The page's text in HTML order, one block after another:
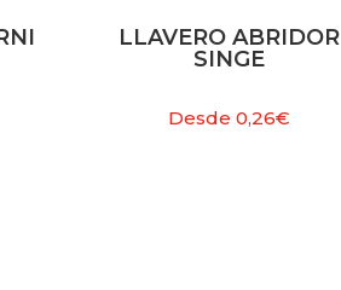
LLAVERO ABRIDOR
SINGE
Desde 0,26€